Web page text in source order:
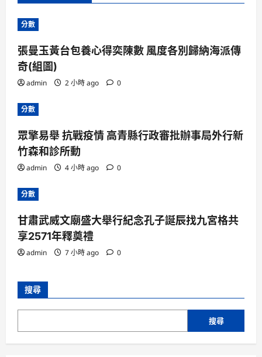
分數
張曼玉黃台包養心得奕陳數 風度各別歸納海派傳
奇(組圖)
admin 2 小時 ago 0
分數
眾擎易舉 抗戰疫情 高青縣行政審批辦事局外行新
竹森和診所動
admin 4 小時 ago 0
分數
甘肅武威文廟盛大舉行紀念孔子誕辰找九宮格共
享2571年釋奠禮
admin 7 小時 ago 0
搜尋
搜尋